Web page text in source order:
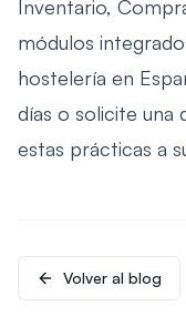
Inventario,
módulos
hostelería en
días o solicite una
estas prácticas a
Volver al blog